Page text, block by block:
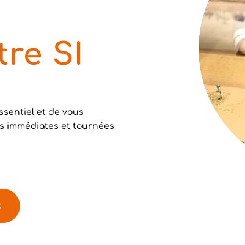
SI
et de vous
immédiates et tournées